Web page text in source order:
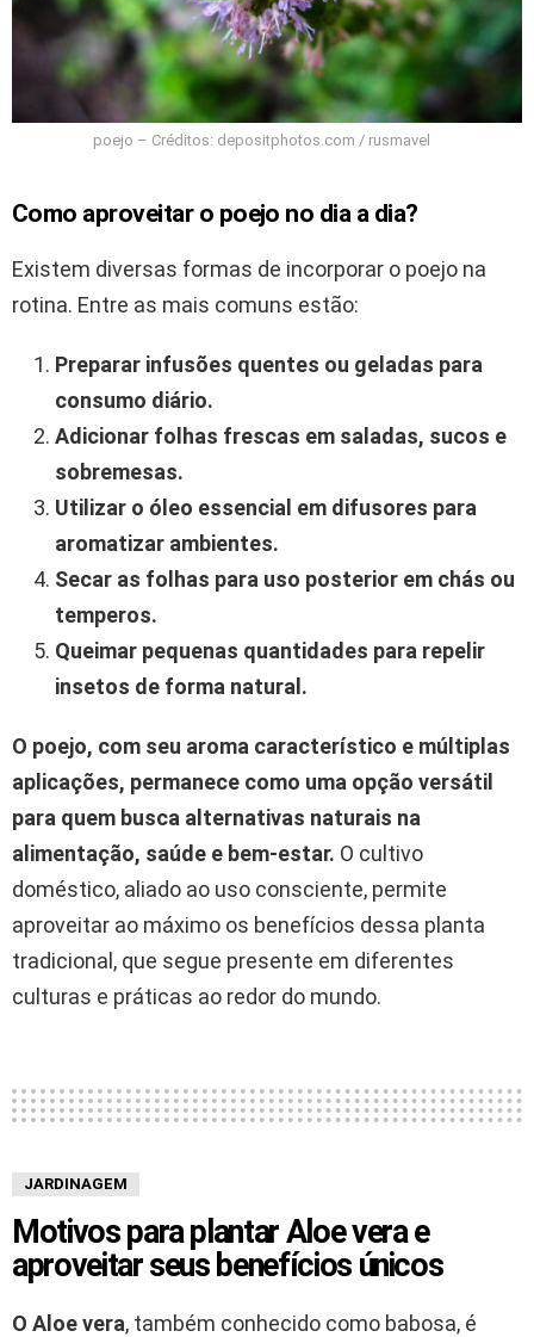
poejo – Créditos: depositphotos.com / rusmavel
Como aproveitar o poejo no dia a dia?
Existem diversas formas de incorporar o poejo na
rotina. Entre as mais comuns estão:
Preparar infusões quentes ou geladas para
consumo diário.
Adicionar folhas frescas em saladas, sucos e
sobremesas.
Utilizar o óleo essencial em difusores para
aromatizar ambientes.
Secar as folhas para uso posterior em chás ou
temperos.
Queimar pequenas quantidades para repelir
insetos de forma natural.
O poejo, com seu aroma característico e múltiplas
aplicações, permanece como uma opção versátil
para quem busca alternativas naturais na
alimentação, saúde e bem-estar. O cultivo
doméstico, aliado ao uso consciente, permite
aproveitar ao máximo os benefícios dessa planta
tradicional, que segue presente em diferentes
culturas e práticas ao redor do mundo.
JARDINAGEM
Motivos para plantar Aloe vera e
aproveitar seus benefícios únicos
O Aloe vera, também conhecido como babosa, é